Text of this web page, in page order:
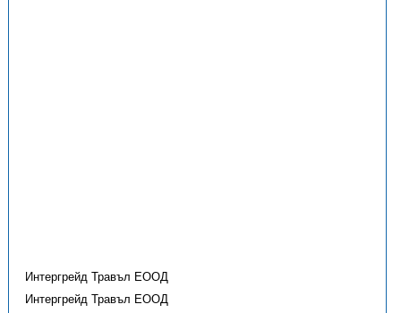
Интергрейд Травъл ЕООД
Интергрейд Травъл ЕООД